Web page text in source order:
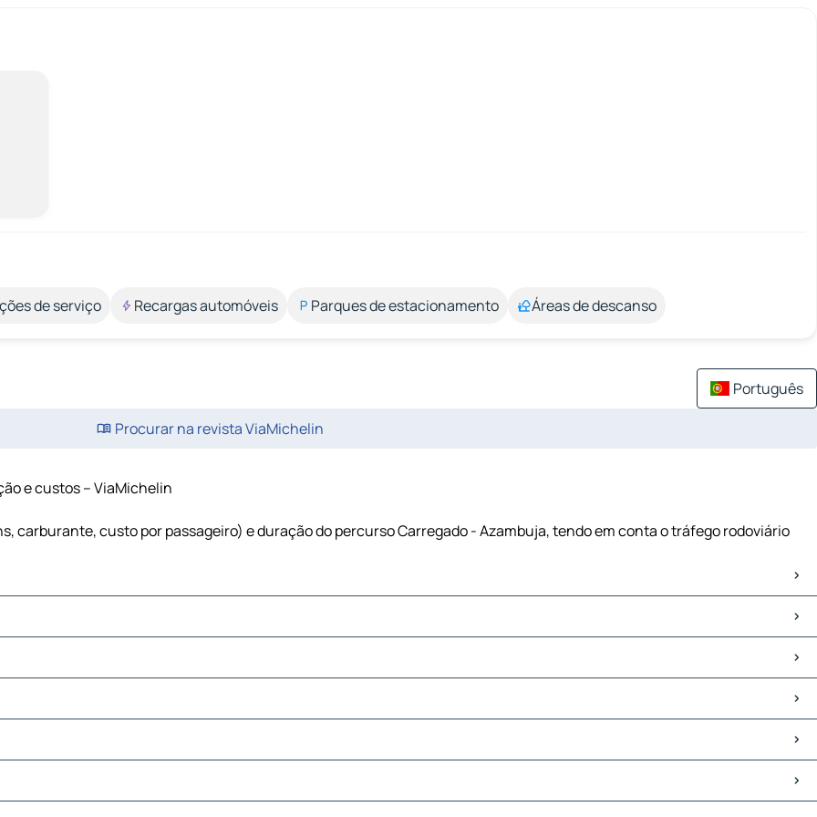
de serviço Recargas automóveis Parques de estacionamento Áreas de descanso
Português
Procurar na revista ViaMichelin
e custos – ViaMichelin
carburante, custo por passageiro) e duração do percurso Carregado - Azambuja, tendo em conta o tráfego rodoviário